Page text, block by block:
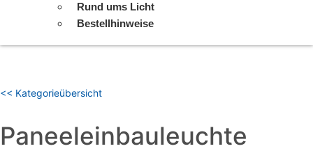
Rund ums Licht
Bestellhinweise
<< Kategorieübersicht
Paneeleinbauleuchte